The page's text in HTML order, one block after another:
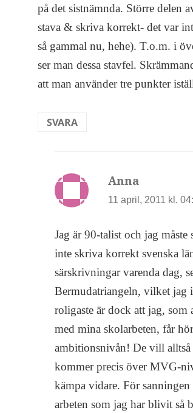
på det sistnämnda. Större delen
stava & skriva korrekt- det var
så gammal nu, hehe). T.o.m. i
ser man dessa stavfel.
att man använder tre punkter
SVARA
Anna
11 april, 2011 kl.
Jag är 90-talist och jag
inte skriva korrekt svenska
särskrivningar varenda dag,
Bermudatriangeln, vilket jag
roligaste är dock att jag, som
med mina skolarbeten, får
ambitionsnivån! De vill alltså
kommer precis över MVG-
kämpa vidare. För
arbeten som jag har blivit så